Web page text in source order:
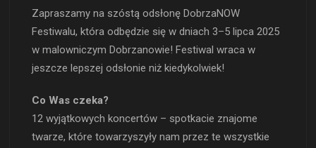
Zapraszamy na szóstą odsłonę DobrzaNOW
Festiwalu, która odbędzie się w dniach 3–5 lipca 2025
w malowniczym Dobrzanowie! Festiwal wraca w
jeszcze lepszej odsłonie niż kiedykolwiek!
Co Was czeka?
12 wyjątkowych koncertów – spotkacie znajome
twarze, które towarzyszyły nam przez te wszystkie